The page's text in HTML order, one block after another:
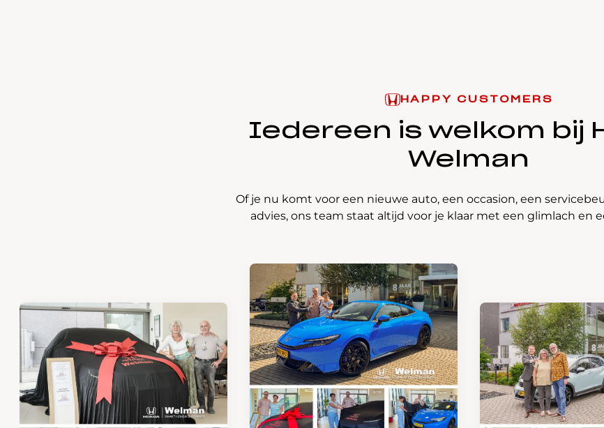
HAPPY CUSTOMERS
Iedereen is welkom bij
Welman
Of je nu komt voor een nieuwe auto, een occasion, een
advies, ons team staat altijd voor je klaar met een glimlach en